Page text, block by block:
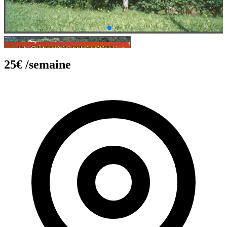
25€ /semaine